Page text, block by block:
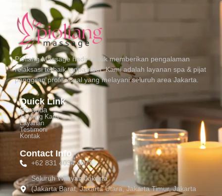
Pioliang Massage hadir untuk memberikan pengalaman
relaksasi terbaik tanpa ribet. Kami adalah layanan spa & pijat
panggilan profesional yang melayani seluruh area Jakarta.
Quick Link
Beranda
Tentang Kami
Layanan
Testimoni
Kontak
Contact Info
+62 831 4034 4073
Seluruh Wilayah Jakarta
(Jakarta Barat, Jakarta Utara, Jakarta Timur, Jakarta